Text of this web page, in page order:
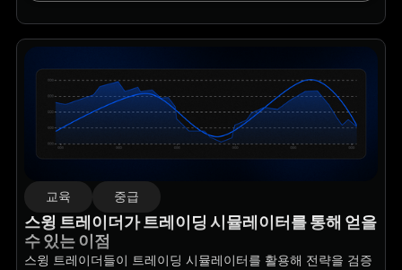
교육 중급
스윙 트레이더가 트레이딩 시뮬레이터를 통해 얻을
수 있는 이점
스윙 트레이더들이 트레이딩 시뮬레이터를 활용해 전략을 검증